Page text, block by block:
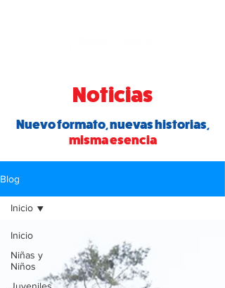
Noticias
Nuevo formato, nuevas historias,
misma esencia
Blog
Inicio
Niñas y
Niños
Inicio